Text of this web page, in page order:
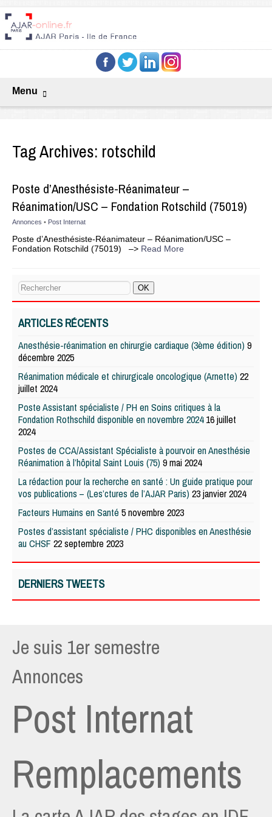
Menu
Tag Archives: rotschild
Poste d’Anesthésiste-Réanimateur –
Réanimation/USC – Fondation Rotschild (75019)
Annonces • Post Internat
Poste d’Anesthésiste-Réanimateur – Réanimation/USC –
Fondation Rotschild (75019) –> Read More
ARTICLES RÉCENTS
Anesthésie-réanimation en chirurgie cardiaque (3ème édition) 9
décembre 2025
Réanimation médicale et chirurgicale oncologique (Arnette) 22
juillet 2024
Poste Assistant spécialiste / PH en Soins critiques à la
Fondation Rothschild disponible en novembre 2024 16 juillet
2024
Postes de CCA/Assistant Spécialiste à pourvoir en Anesthésie
Réanimation à l’hôpital Saint Louis (75) 9 mai 2024
La rédaction pour la recherche en santé : Un guide pratique pour
vos publications – (Les’ctures de l’AJAR Paris) 23 janvier 2024
Facteurs Humains en Santé 5 novembre 2023
Postes d’assistant spécialiste / PHC disponibles en Anesthésie
au CHSF 22 septembre 2023
DERNIERS TWEETS
Je suis 1er semestre
Annonces
Post Internat
Remplacements